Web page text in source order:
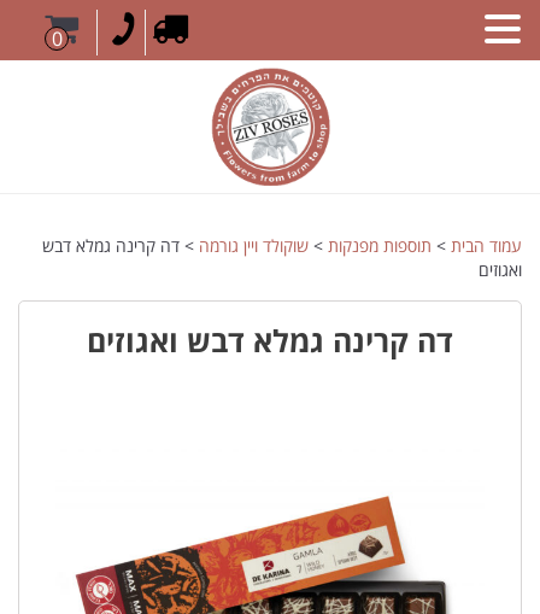
0
עמוד הבית > תוספות מפנקות > שוקולד ויין גורמה > דה קרינה גמלא דבש
ואגוזים
דה קרינה גמלא דבש ואגוזים